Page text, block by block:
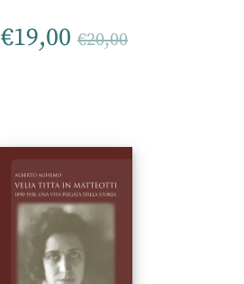
€19,00 €20,00